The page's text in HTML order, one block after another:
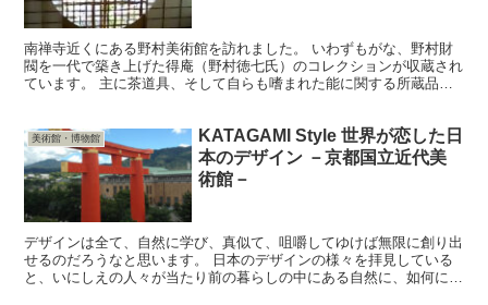
南禅寺近くにある野村美術館を訪れました。 いわずもがな、野村財
閥を一代で築き上げた得庵（野村徳七氏）のコレクションが収蔵され
ています。 主に茶道具、そして自らも嗜まれた能に関する所蔵品が
美術館・博物館
KATAGAMI Style 世界が恋した日
本のデザイン －京都国立近代美
術館－
デザインは全て、自然に学び、真似て、咀嚼してゆけば無限に創り出
せるのだろうなと思います。 日本のデザインの様々を拝見している
と、いにしえの人々が当たり前の暮らしの中にある自然に、如何に繊